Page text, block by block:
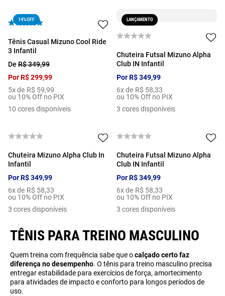
14%OFF
Tênis Casual Mizuno Cool Ride
3 Infantil
De R$349,99
PorR$299,99
5x de R$ 59,99
ou 10% Off no PIX
10 cores disponíveis
LANÇAMENTO
Chuteira Futsal Mizuno Alpha
Club IN Infantil
PorR$ 349,99
6x de R$ 58,33
ou 10% Off no PIX
3 cores disponíveis
Chuteira Mizuno Alpha Club In
Infantil
PorR$349,99
6x de R$ 58,33
ou 10% Off no PIX
3 cores disponíveis
Chuteira Futsal Mizuno Alpha
Club IN Infantil
PorR$ 349,99
6x de R$ 58,33
ou 10% Off no PIX
3 cores disponíveis
TÊNIS PARA TREINO MASCULINO
Quem treina com frequência sabe que ocalçado certo faz
diferença no desempenho. O tênis para treino masculino precisa
entregar estabilidade para exercícios de força, amortecimento
para atividades de impacto e conforto para longos períodos de
uso.